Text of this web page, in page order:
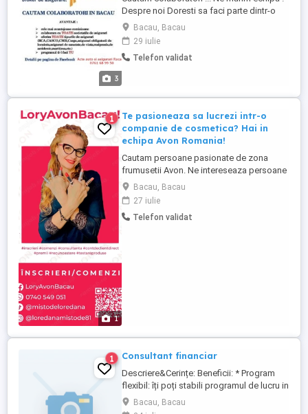
3
Despre noi Doresti sa faci parte dintr-o
echipa profesionista cu principii
moderne? Destine Holding te invata cum
sa devii pentru inceput destribuitor in
asigurari, iar pe parcurs poti dezvolta o
Bacau, Bacau
29 iulie
Telefon validat
1
1
Te pasioneaza sa lucrezi intr-o
companie de cosmetica? Hai in
echipa Avon Romania!
Cautam persoane pasionate de zona
frumusetii Avon. Ne intereseaza persoane
care se vad confortabil in pozitia de
reprezentant vanzari sau lideri vanzari sub
brandul Avon. Se castiga bani produse
cadou lucrand de oriunde online pe baza
Bacau, Bacau
27 iulie
Telefon validat
1 Consultant financiar
Descriere&Cerințe: Beneficii: * Program
flexibil: îți poți stabili programul de lucru in
funcție de tine și de clienți * Training-uri și
programe de dezvoltare: va oferim un
Bacau, Bacau